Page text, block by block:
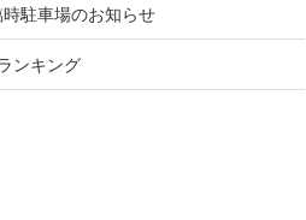
時駐車場のお知らせ
キング